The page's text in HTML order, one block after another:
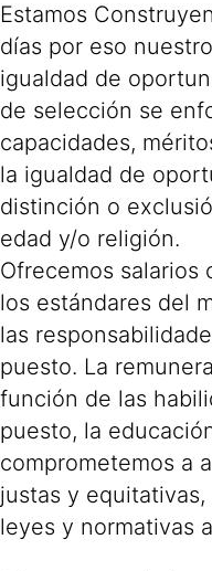
Estamos
días por eso
igualdad de
de selección se
capacidades,
la igualdad de
distinción o
edad y/o religión.
Ofrecemos salarios
los estándares del
las
puesto. La
función de las
puesto, la
comprometemos a
justas y
leyes y normativas